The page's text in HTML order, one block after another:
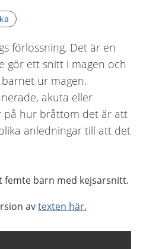
förlossning. Det är en
gör ett snitt i magen och
ur magen.
akuta eller
på hur bråttom det är att
anledningar till att det
femte barn med kejsarsnitt.
avtexten här.